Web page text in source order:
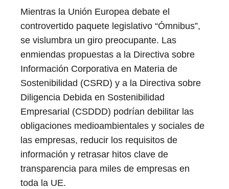
Mientras la Unión Europea debate el
controvertido paquete legislativo “Ómnibus”,
se vislumbra un giro preocupante. Las
enmiendas propuestas a la Directiva sobre
Información Corporativa en Materia de
Sostenibilidad (CSRD) y a la Directiva sobre
Diligencia Debida en Sostenibilidad
Empresarial (CSDDD) podrían debilitar las
obligaciones medioambientales y sociales de
las empresas, reducir los requisitos de
información y retrasar hitos clave de
transparencia para miles de empresas en
toda la UE.